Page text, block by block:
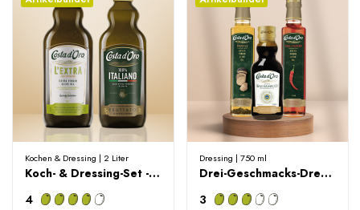
Kochen & Dressing | 2 Liter
Koch- & Dressing-Set - 2000ml
4
Dressing | 750 ml
Drei-Geschmacks-Dressing-Set - 3x250ml
3